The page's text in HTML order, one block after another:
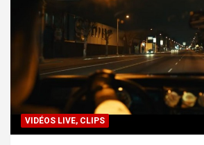
VIDÉOS LIVE, CLIPS